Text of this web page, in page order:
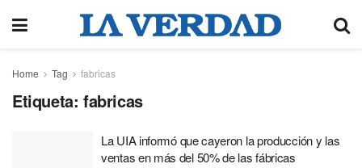
Home Tag fabricas
Etiqueta: fabricas
La UIA informó que cayeron la producción y las
ventas en más del 50% de las fábricas